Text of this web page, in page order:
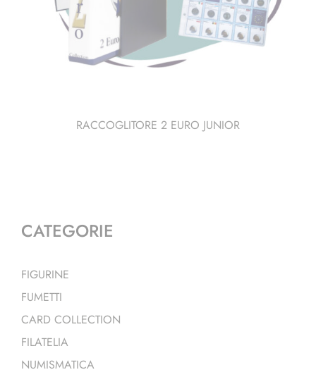
RACCOGLITORE 2 EURO JUNIOR
CATEGORIE
FIGURINE
FUMETTI
CARD COLLECTION
FILATELIA
NUMISMATICA